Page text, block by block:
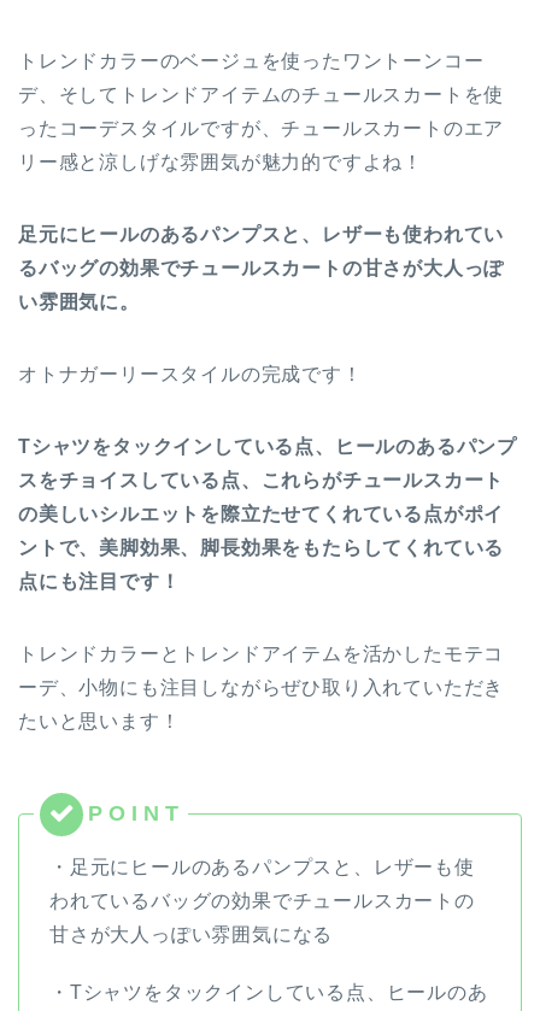
トレンドカラーのベージュを使ったワントーンコー
デ、そしてトレンドアイテムのチュールスカートを使
ったコーデスタイルですが、チュールスカートのエア
リー感と涼しげな雰囲気が魅力的ですよね！
足元にヒールのあるパンプスと、レザーも使われてい
るバッグの効果でチュールスカートの甘さが大人っぽ
い雰囲気に。
オトナガーリースタイルの完成です！
Tシャツをタックインしている点、ヒールのあるパンプ
スをチョイスしている点、これらがチュールスカート
の美しいシルエットを際立たせてくれている点がポイ
ントで、美脚効果、脚長効果をもたらしてくれている
点にも注目です！
トレンドカラーとトレンドアイテムを活かしたモテコ
ーデ、小物にも注目しながらぜひ取り入れていただき
たいと思います！
・足元にヒールのあるパンプスと、レザーも使
われているバッグの効果でチュールスカートの
甘さが大人っぽい雰囲気になる
・Tシャツをタックインしている点、ヒールのあ